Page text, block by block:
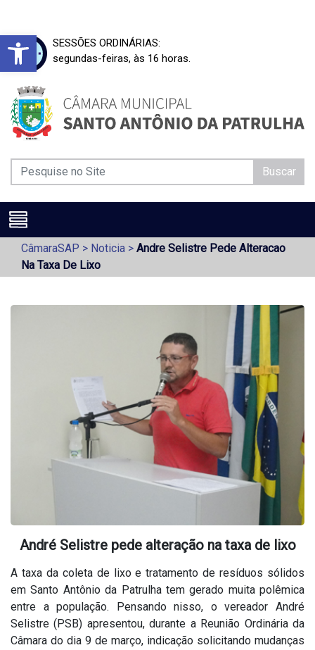
Barra de Ferramentas Aberta
SESSÕES ORDINÁRIAS:
segundas-feiras, às 16 horas.
Buscar
CâmaraSAP > Noticia > Andre Selistre Pede Alteracao
Na Taxa De Lixo
André Selistre pede alteração na taxa de lixo
A taxa da coleta de lixo e tratamento de resíduos sólidos
em Santo Antônio da Patrulha tem gerado muita polêmica
entre a população. Pensando nisso, o vereador André
Selistre (PSB) apresentou, durante a Reunião Ordinária da
Câmara do dia 9 de março, indicação solicitando mudanças